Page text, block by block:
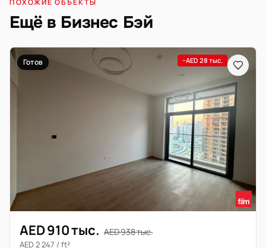
ПОХОЖИЕ ОБЪЕКТЫ
Ещё в Бизнес Бэй
Готов −AED 28 тыс.
AED 910 тыс. AED 938 тыс.
AED 2 247 / ft²